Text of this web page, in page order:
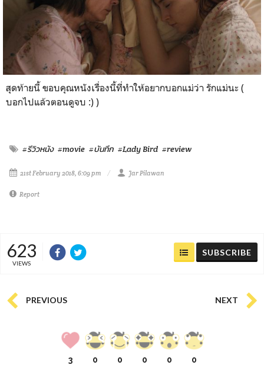
สุดท้ายนี้ ขอบคุณหนังเรื่องนี้ที่ทำให้อยากบอกแม่ว่า รักแม่นะ (
บอกไปแล้วตอนดูจบ :) )
#รีวิวหนัง #movie #บันทึก #Lady Bird #review
21st February 2018, 6:09 pm Jar Pilawan
Report
623
VIEWS
SUBSCRIBE
PREVIOUS NEXT
3 0 0 0 0 0